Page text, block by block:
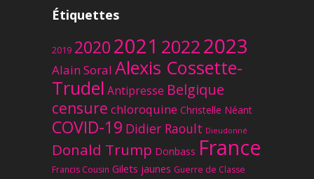
Étiquettes
2019 20202021 20222023
Alain Soral Alexis Cossette-
Trudel Antipresse Belgique
censure chloroquine Christelle Néant
COVID-19 Didier Raoult Dieudonné
Donald Trump Donbass France
Francis Cousin Gilets jaunes Guerre de Classe